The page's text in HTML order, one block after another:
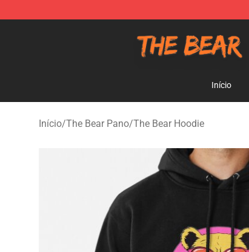
Início
Início/The Bear Pano/The Bear Hoodie